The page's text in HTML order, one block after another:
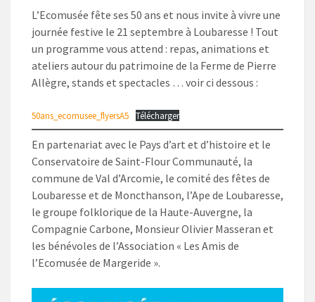
L’Ecomusée fête ses 50 ans et nous invite à vivre une
journée festive le 21 septembre à Loubaresse ! Tout
un programme vous attend : repas, animations et
ateliers autour du patrimoine de la Ferme de Pierre
Allègre, stands et spectacles … voir ci dessous :
50ans_ecomusee_flyersA5 Télécharger
En partenariat avec le Pays d’art et d’histoire et le
Conservatoire de Saint-Flour Communauté, la
commune de Val d’Arcomie, le comité des fêtes de
Loubaresse et de Moncthanson, l’Ape de Loubaresse,
le groupe folklorique de la Haute-Auvergne, la
Compagnie Carbone, Monsieur Olivier Masseran et
les bénévoles de l’Association « Les Amis de
l’Ecomusée de Margeride ».